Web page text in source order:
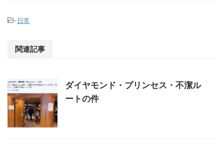
-日常
関連記事
ダイヤモンド・プリンセス・不潔ル
ートの件